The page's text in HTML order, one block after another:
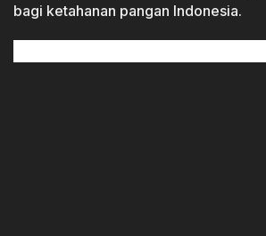
bagi ketahanan pangan Indonesia.